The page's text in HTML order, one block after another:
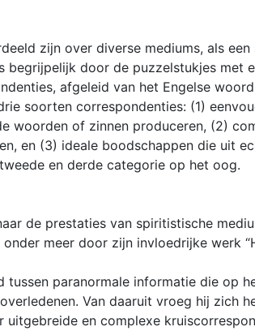
zijn over diverse mediums, als
door de puzzelstukjes met
afgeleid van het Engelse woord
soorten correspondenties: (1)
woorden of zinnen produceren, (2)
en (3) ideale boodschappen die uit
en derde categorie op het oog.
de prestaties van spiritistische
meer door zijn invloedrijke werk
paranormale informatie die op
Van daaruit vroeg hij zich
en complexe